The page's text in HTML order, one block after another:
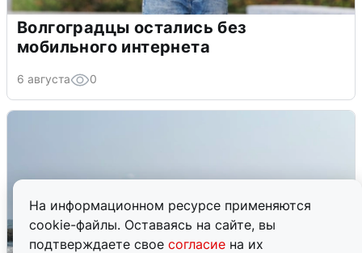
На информационном ресурсе применяются
cookie-файлы. Оставаясь на сайте, вы
подтверждаете свое согласие на их
Волгоградцы остались без
мобильного интернета
6 августа 0